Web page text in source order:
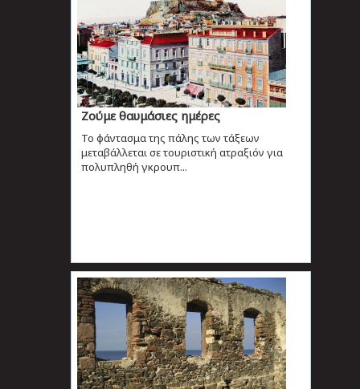
Ζούμε θαυμάσιες ημέρες
Το φάντασμα της πάλης των τάξεων
μεταβάλλεται σε τουριστική ατραξιόν για
πολυπληθή γκρουπ...